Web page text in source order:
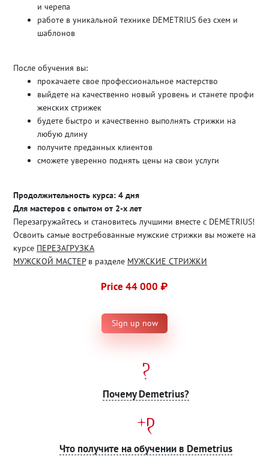
и черепа
работе в уникальной технике DEMETRIUS без схем и
шаблонов
После обучения вы:
прокачаете свое профессиональное мастерство
выйдете на качественно новый уровень и станете профи
женских стрижек
будете быстро и качественно выполнять стрижки на
любую длину
получите преданных клиентов
сможете уверенно поднять цены на свои услуги
Продолжительность курса: 4 дня
Для мастеров с опытом от 2-х лет
Перезагружайтесь и становитесь лучшими вместе с DEMETRIUS!
Освоить самые востребованные мужские стрижки вы можете на
курсе ПЕРЕЗАГРУЗКА
МУЖСКОЙ МАСТЕРв разделе МУЖСКИЕ СТРИЖКИ
Price 44 000 ₽
Sign up now
Почему Demetrius?
Что получите на обучении в Demetrius